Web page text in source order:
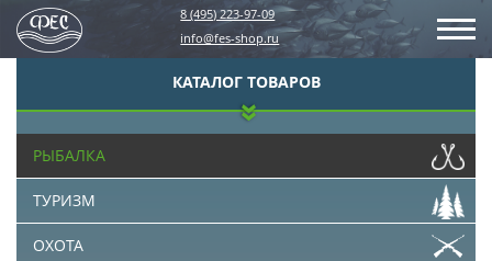
8 (495) 223-97-09
info@fes-shop.ru
КАТАЛОГ ТОВАРОВ
РЫБАЛКА
ТУРИЗМ
ОХОТА